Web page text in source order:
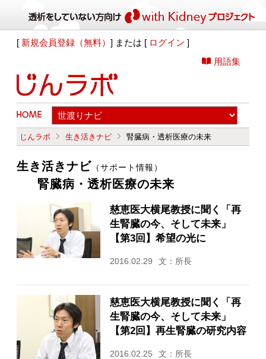
[ 新規会員登録（無料）] または [ ログイン ]
用語集
じんラボ 生き活きナビ 腎臓病・透析医療の未来
生き活きナビ （サポート情報）
腎臓病・透析医療の未来
慈恵医大横尾教授に聞く「再
生腎臓の今、そして未来」
【第3回】希望の光に
2016.02.29 文：所長
慈恵医大横尾教授に聞く「再
生腎臓の今、そして未来」
【第2回】再生腎臓の研究内容
2016.02.25 文：所長